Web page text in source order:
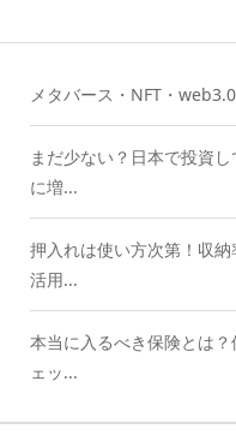
メタバース・NFT・
まだ少ない？日本で投資
に増...
押入れは使い方次第！収
活用...
本当に入るべき保険とは
ェッ...